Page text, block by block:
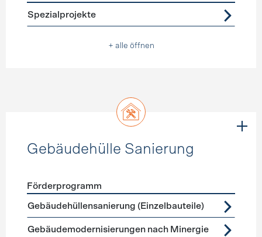
Förderprogramme
Spezialprojekte
+ alle öffnen
Gebäudehülle Sanierung
Förderprogramme Gebäudehülle Sanierung
Förderprogramm
Gebäudehüllensanierung (Einzelbauteile)
Gebäudemodernisierungen nach Minergie